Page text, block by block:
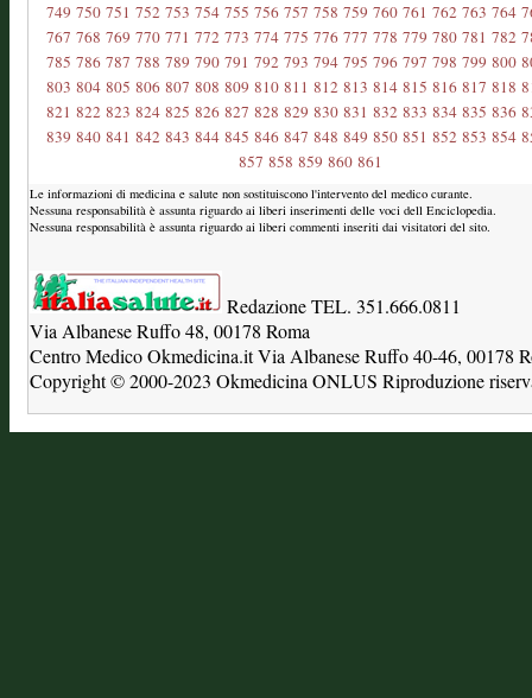
749 750 751 752 753 754 755 756 757 758 759 760 761 762 763 764
767 768 769 770 771 772 773 774 775 776 777 778 779 780 781 782
785 786 787 788 789 790 791 792 793 794 795 796 797 798 799 800
803 804 805 806 807 808 809 810 811 812 813 814 815 816 817 818
821 822 823 824 825 826 827 828 829 830 831 832 833 834 835 836
839 840 841 842 843 844 845 846 847 848 849 850 851 852 853 854
857 858 859 860 861
Le informazioni di medicina e salute non sostituiscono l'intervento del medico curante.
Nessuna responsabilità è assunta riguardo ai liberi inserimenti delle voci dell Enciclopedia.
Nessuna responsabilità è assunta riguardo ai liberi commenti inseriti dai visitatori del sito.
Redazione TEL. 351.666.0811
Via Albanese Ruffo 48, 00178 Roma
Centro Medico Okmedicina.it Via Albanese Ruffo 40-46, 00178
Copyright © 2000-2023 Okmedicina ONLUS Riproduzione